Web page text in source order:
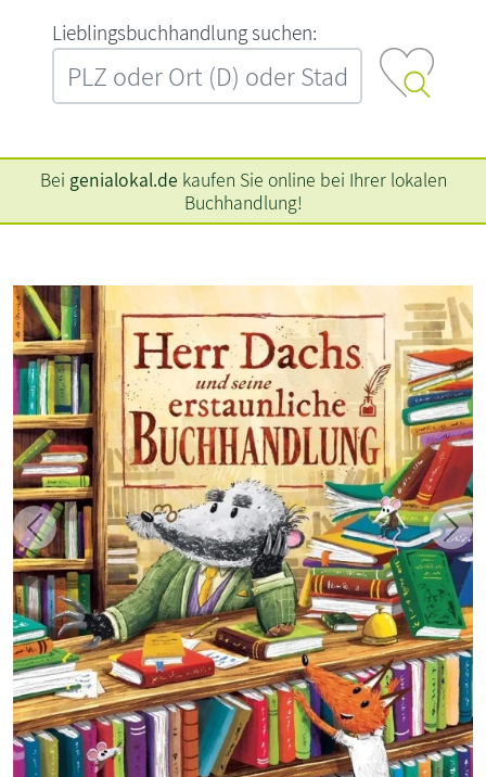
L‍i‍e‍b‍l‍i‍n‍g‍s‍b‍u‍c‍h‍h‍a‍n‍d‍l‍u‍n‍g‍ ‍s‍u‍c‍h‍e‍n‍:‍
Bei genialokal.de kaufen Sie online bei Ihrer lokalen
Buchhandlung!
Zurück